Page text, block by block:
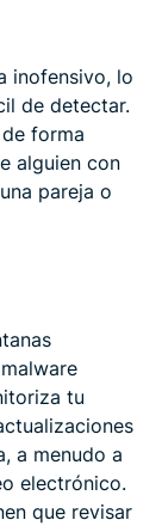
inofensivo, lo
de detectar.
forma
alguien con
pareja o
tu
a menudo a
electrónico.
que revisar